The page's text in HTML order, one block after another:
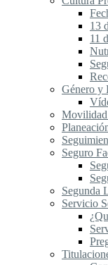
13
11
Género y
Movilidad
Seguro
Segunda
S​ervicio